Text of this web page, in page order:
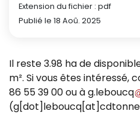
Extension du fichier : pdf
Publié le 18 Aoû. 2025
Il reste 3.98 ha de
m². Si vous êtes intéressé,
86 55 39 00 ou àg.leboucq